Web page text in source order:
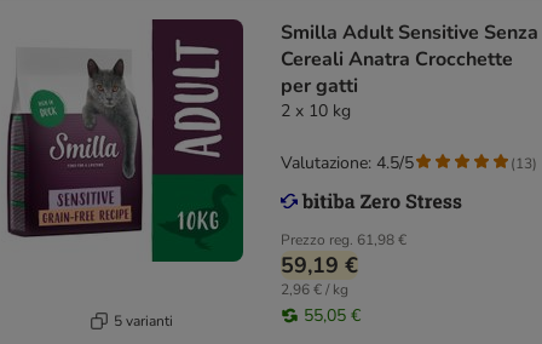
5 varianti
Smilla Adult Sensitive Senza
Cereali Anatra Crocchette
per gatti
2 x 10 kg
Prezzo reg. 61,98 €
59,19 €
2,96 € / kg
55,05 €
Valutazione: 4.5/5 (13)